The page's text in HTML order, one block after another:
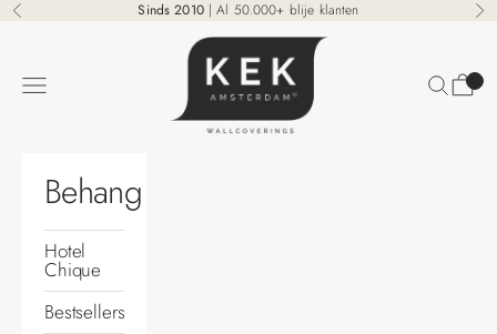
Naar inhoud
Vorige Sinds 2010 | Al 50.000+ blije klanten
KEK Amsterdam
Menu Zoeken
Behang
Hotel
Chique
Bestsellers